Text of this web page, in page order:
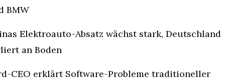
BMW
Elektroauto-Absatz wächst stark, Deutschland
an Boden
CEO erklärt Software-Probleme traditioneller